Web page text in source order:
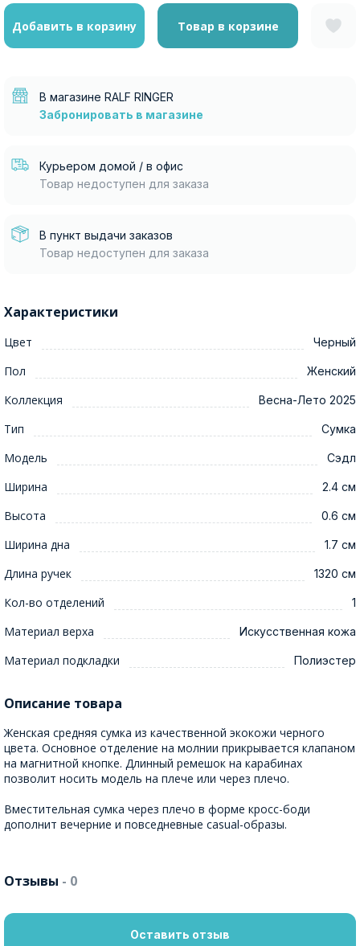
Добавить в корзину Товар в корзине
В магазине RALF RINGER
Забронировать в магазине
Курьером домой / в офис
Товар недоступен для заказа
В пункт выдачи заказов
Товар недоступен для заказа
Характеристики
Цвет Черный
Пол Женский
Коллекция Весна-Лето 2025
Тип Сумка
Модель Сэдл
Ширина 2.4 см
Высота 0.6 см
Ширина дна 1.7 см
Длина ручек 1320 см
Кол-во отделений 1
Материал верха Искусственная кожа
Материал подкладки Полиэстер
Описание товара
Женская средняя сумка из качественной экокожи черного
цвета. Основное отделение на молнии прикрывается клапаном
на магнитной кнопке. Длинный ремешок на карабинах
позволит носить модель на плече или через плечо.
Вместительная сумка через плечо в форме кросс-боди
дополнит вечерние и повседневные casual-образы.
Отзывы - 0
Оставить отзыв